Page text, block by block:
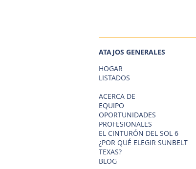
ATAJOS GENERALES
HOGAR
LISTADOS
ACERCA DE
EQUIPO
OPORTUNIDADES
PROFESIONALES
EL CINTURÓN DEL SOL 6
¿POR QUÉ ELEGIR SUNBELT
TEXAS?
BLOG